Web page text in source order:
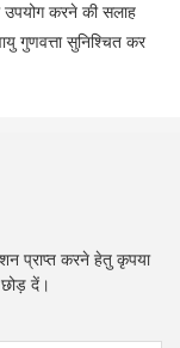
उपयोग करने की सलाह
गुणवत्ता सुनिश्चित कर
प्राप्त करने हेतु कृपया
दें।